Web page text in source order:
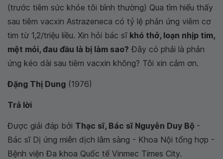
(trước tiêm sức khỏe tôi bình thường) Qua tìm hiểu thấy
sau tiêm vacxin Astrazeneca có tỷ lệ phản ứng viêm cơ
tim từ 1,2/triệu liều. Xin hỏi bác sĩ khó thở, loạn nhịp tim,
mệt mỏi, đau đầu là bị làm sao? Đây có phải là phản
ứng kéo dài sau tiêm vacxin không? Tôi xin cảm ơn.
Đặng Thị Dung (1976)
Trả lời
Được giải đáp bởi Thạc sĩ, Bác sĩ Nguyễn Duy Bộ -
Bác sĩ Dị ứng miễn dịch lâm sàng - Khoa Nội tổng hợp -
Bệnh viện Đa khoa Quốc tế Vinmec Times City.